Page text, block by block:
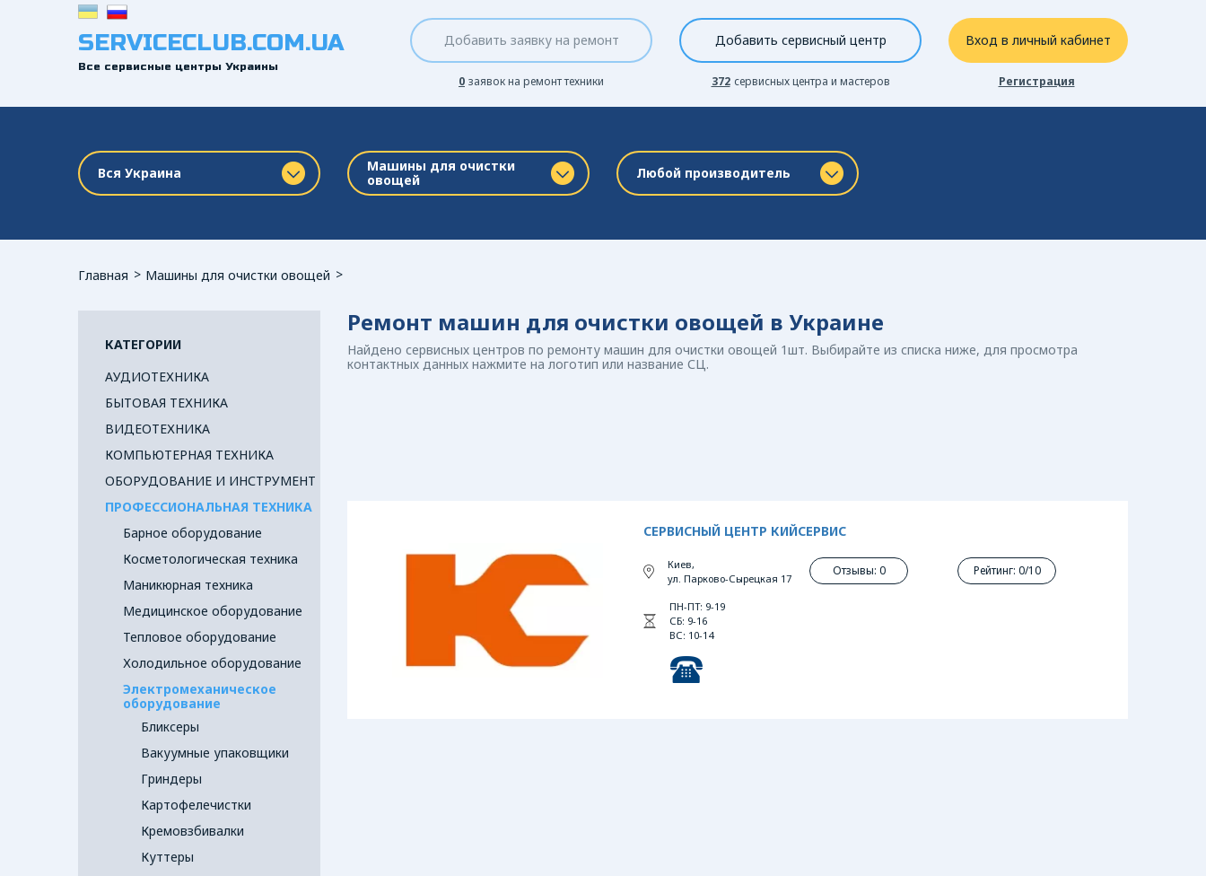
SERVICECLUB.COM.UA
Все сервисные центры Украины
Добавить заявку на ремонт
0 заявок на ремонт техники
Добавить сервисный центр
372 сервисных центра и мастеров
Вход в личный кабинет
Регистрация
Вся Украина
Машины для очистки
овощей
Любой производитель
Главная Машины для очистки овощей
КАТЕГОРИИ
АУДИОТЕХНИКА
БЫТОВАЯ ТЕХНИКА
ВИДЕОТЕХНИКА
КОМПЬЮТЕРНАЯ ТЕХНИКА
ОБОРУДОВАНИЕ И ИНСТРУМЕНТ
ПРОФЕССИОНАЛЬНАЯ ТЕХНИКА
Барное оборудование
Косметологическая техника
Маникюрная техника
Медицинское оборудование
Тепловое оборудование
Холодильное оборудование
Электромеханическое
оборудование
Бликсеры
Вакуумные упаковщики
Гриндеры
Картофелечистки
Кремовзбивалки
Куттеры
Ремонт машин для очистки овощей в Украине
Найдено сервисных центров по ремонту машин для очистки овощей 1шт. Выбирайте из списка ниже, для просмотра
контактных данных нажмите на логотип или название СЦ.
СЕРВИСНЫЙ ЦЕНТР КИЙСЕРВИС
Киев,
ул. Парково-Сырецкая 17
ПН-ПТ: 9-19
СБ: 9-16
ВС: 10-14
Отзывы: 0 Рейтинг: 0/10